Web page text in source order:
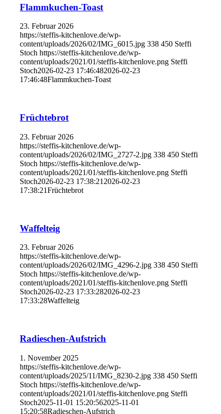
Flammkuchen-Toast
23. Februar 2026
https://steffis-kitchenlove.de/wp-
content/uploads/2026/02/IMG_6015.jpg 338 450 Steffi
Stoch https://steffis-kitchenlove.de/wp-
content/uploads/2021/01/steffis-kitchenlove.png Steffi
Stoch2026-02-23 17:46:482026-02-23
17:46:48Flammkuchen-Toast
Früchtebrot
23. Februar 2026
https://steffis-kitchenlove.de/wp-
content/uploads/2026/02/IMG_2727-2.jpg 338 450 Steffi
Stoch https://steffis-kitchenlove.de/wp-
content/uploads/2021/01/steffis-kitchenlove.png Steffi
Stoch2026-02-23 17:38:21 2026-02-23
17:38:21Früchtebrot
Waffelteig
23. Februar 2026
https://steffis-kitchenlove.de/wp-
content/uploads/2026/02/IMG_4296-2.jpg 338 450 Steffi
Stoch https://steffis-kitchenlove.de/wp-
content/uploads/2021/01/steffis-kitchenlove.png Steffi
Stoch2026-02-23 17:33:282026-02-23
17:33:28Waffelteig
Radieschen-Aufstrich
1. November 2025
https://steffis-kitchenlove.de/wp-
content/uploads/2025/11/IMG_8230-2.jpg 338 450 Steffi
Stoch https://steffis-kitchenlove.de/wp-
content/uploads/2021/01/steffis-kitchenlove.png Steffi
Stoch2025-11-01 15:20:562025-11-01
15:20:58Radieschen-Aufstrich